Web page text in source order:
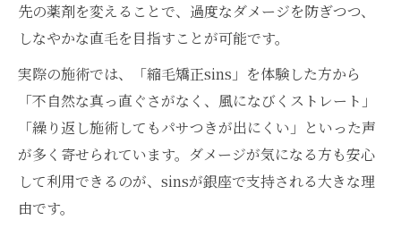
先の薬剤を変えることで、過度なダメージを防ぎつつ、
しなやかな直毛を目指すことが可能です。
実際の施術では、「縮毛矯正sins」を体験した方から
「不自然な真っ直ぐさがなく、風になびくストレート」
「繰り返し施術してもパサつきが出にくい」といった声
が多く寄せられています。ダメージが気になる方も安心
して利用できるのが、sinsが銀座で支持される大きな理
由です。